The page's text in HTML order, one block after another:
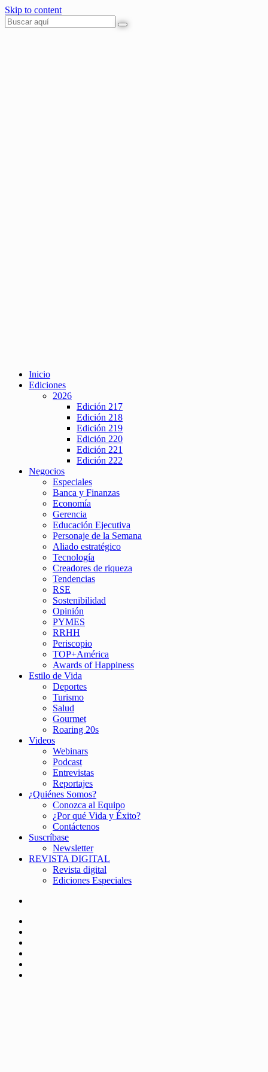
Skip to content
Inicio
Ediciones
2026
Edición 217
Edición 218
Edición 219
Edición 220
Edición 221
Edición 222
Negocios
Especiales
Banca y Finanzas
Economía
Gerencia
Educación Ejecutiva
Personaje de la Semana
Aliado estratégico
Tecnología
Creadores de riqueza
Tendencias
RSE
Sostenibilidad
Opinión
PYMES
RRHH
Periscopio
TOP+América
Awards of Happiness
Estilo de Vida
Deportes
Turismo
Salud
Gourmet
Roaring 20s
Videos
Webinars
Podcast
Entrevistas
Reportajes
¿Quiénes Somos?
Conozca al Equipo
¿Por qué Vida y Éxito?
Contáctenos
Suscríbase
Newsletter
REVISTA DIGITAL
Revista digital
Ediciones Especiales